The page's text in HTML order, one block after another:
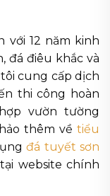
với 12 năm kinh
đá điêu khắc và
cung cấp dịch
thi công hoàn
vườn tường
thêm về tiểu
đá tuyết sơn
website chính